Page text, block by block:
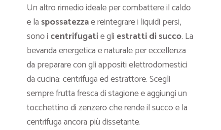
Un altro rimedio ideale per combattere il caldo
e la spossatezzae reintegrare i liquidi persi,
sono i centrifugatie gli estratti di succo. La
bevanda energetica e naturale per eccellenza
da preparare con gli appositi elettrodomestici
da cucina: centrifuga ed estrattore. Scegli
sempre frutta fresca di stagione e aggiungi un
tocchettino di zenzero che rende il succo e la
centrifuga ancora più dissetante.